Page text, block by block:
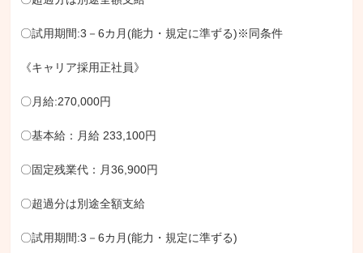
〇試用期間:3－6カ月(能力・規定に準ずる)※同条件
《キャリア採用正社員》
〇月給:270,000円
〇基本給：月給 233,100円
〇固定残業代：月36,900円
〇超過分は別途全額支給
〇試用期間:3－6カ月(能力・規定に準ずる)